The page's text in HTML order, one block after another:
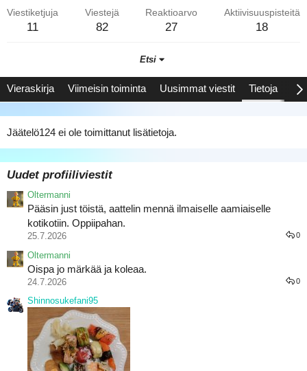
Viestiketjuja
11
Viestejä
82
Reaktioarvo
27
Aktiivisuuspisteitä
18
Etsi
Vieraskirja Viimeisin toiminta Uusimmat viestit Tietoja
Jäätelö124 ei ole toimittanut lisätietoja.
Uudet profiiliviestit
Oltermanni
Pääsin just töistä, aattelin mennä ilmaiselle aamiaiselle
kotikotiin. Oppiipahan.
25.7.2026 0
Oltermanni
Oispa jo märkää ja koleaa.
24.7.2026 0
Shinnosukefani95